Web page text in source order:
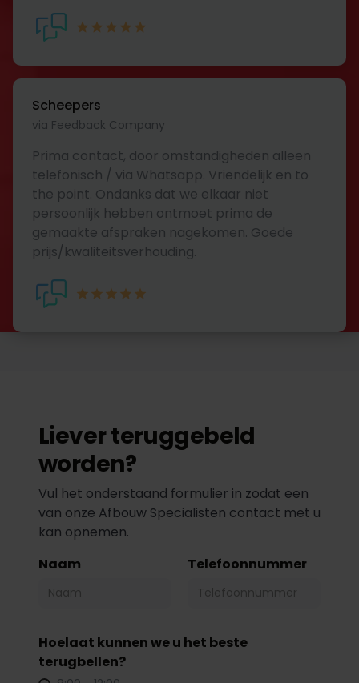
Scheepers
via Feedback Company
Prima contact, door omstandigheden alleen
telefonisch / via Whatsapp. Vriendelijk en to
the point. Ondanks dat we elkaar niet
persoonlijk hebben ontmoet prima de
gemaakte afspraken nagekomen. Goede
prijs/kwaliteitsverhouding.
Liever teruggebeld
worden?
Vul het onderstaand formulier in zodat een
van onze Afbouw Specialisten contact met u
kan opnemen.
Naam
Telefoonnummer
Hoelaat kunnen we u het beste
terugbellen?